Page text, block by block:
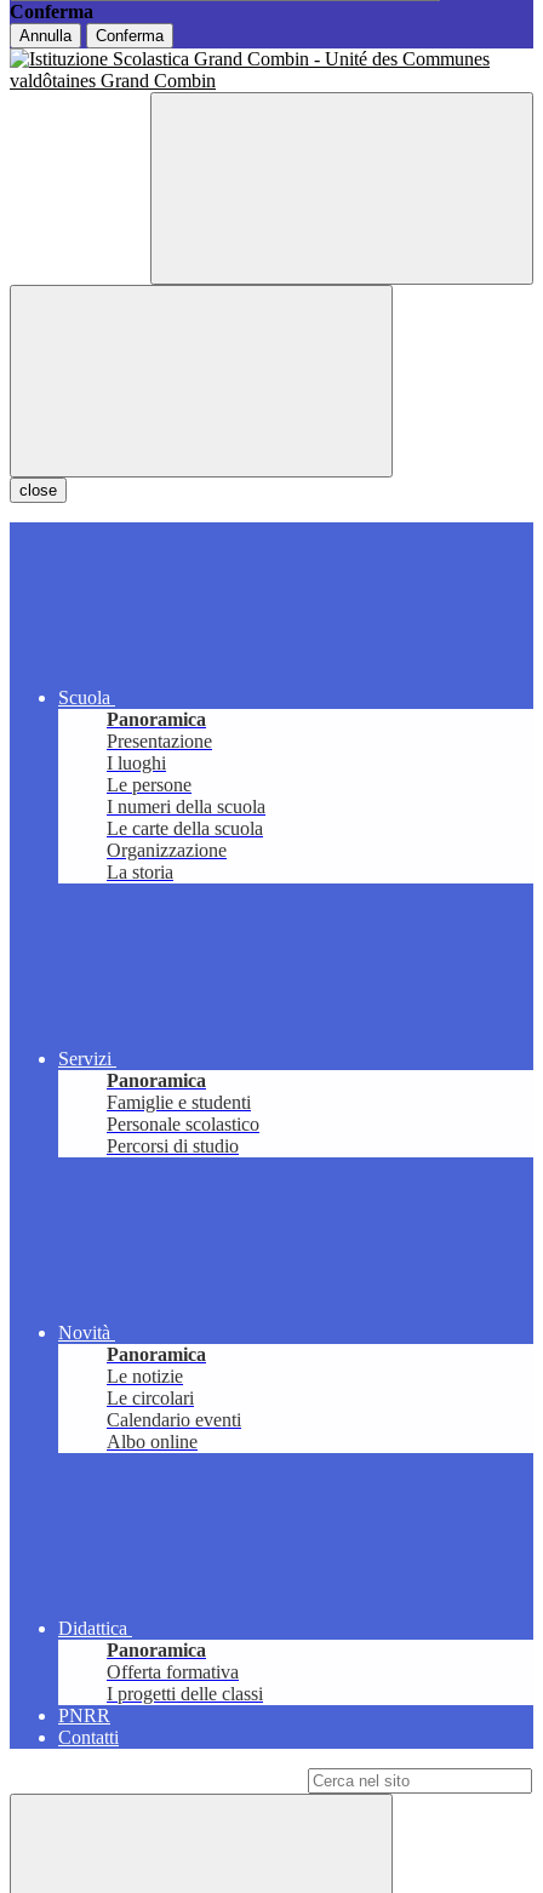
Conferma
Annulla Conferma
close
Scuola
Panoramica
Presentazione
I luoghi
Le persone
I numeri della scuola
Le carte della scuola
Organizzazione
La storia
Servizi
Panoramica
Famiglie e studenti
Personale scolastico
Percorsi di studio
Novità
Panoramica
Le notizie
Le circolari
Calendario eventi
Albo online
Didattica
Panoramica
Offerta formativa
I progetti delle classi
PNRR
Contatti